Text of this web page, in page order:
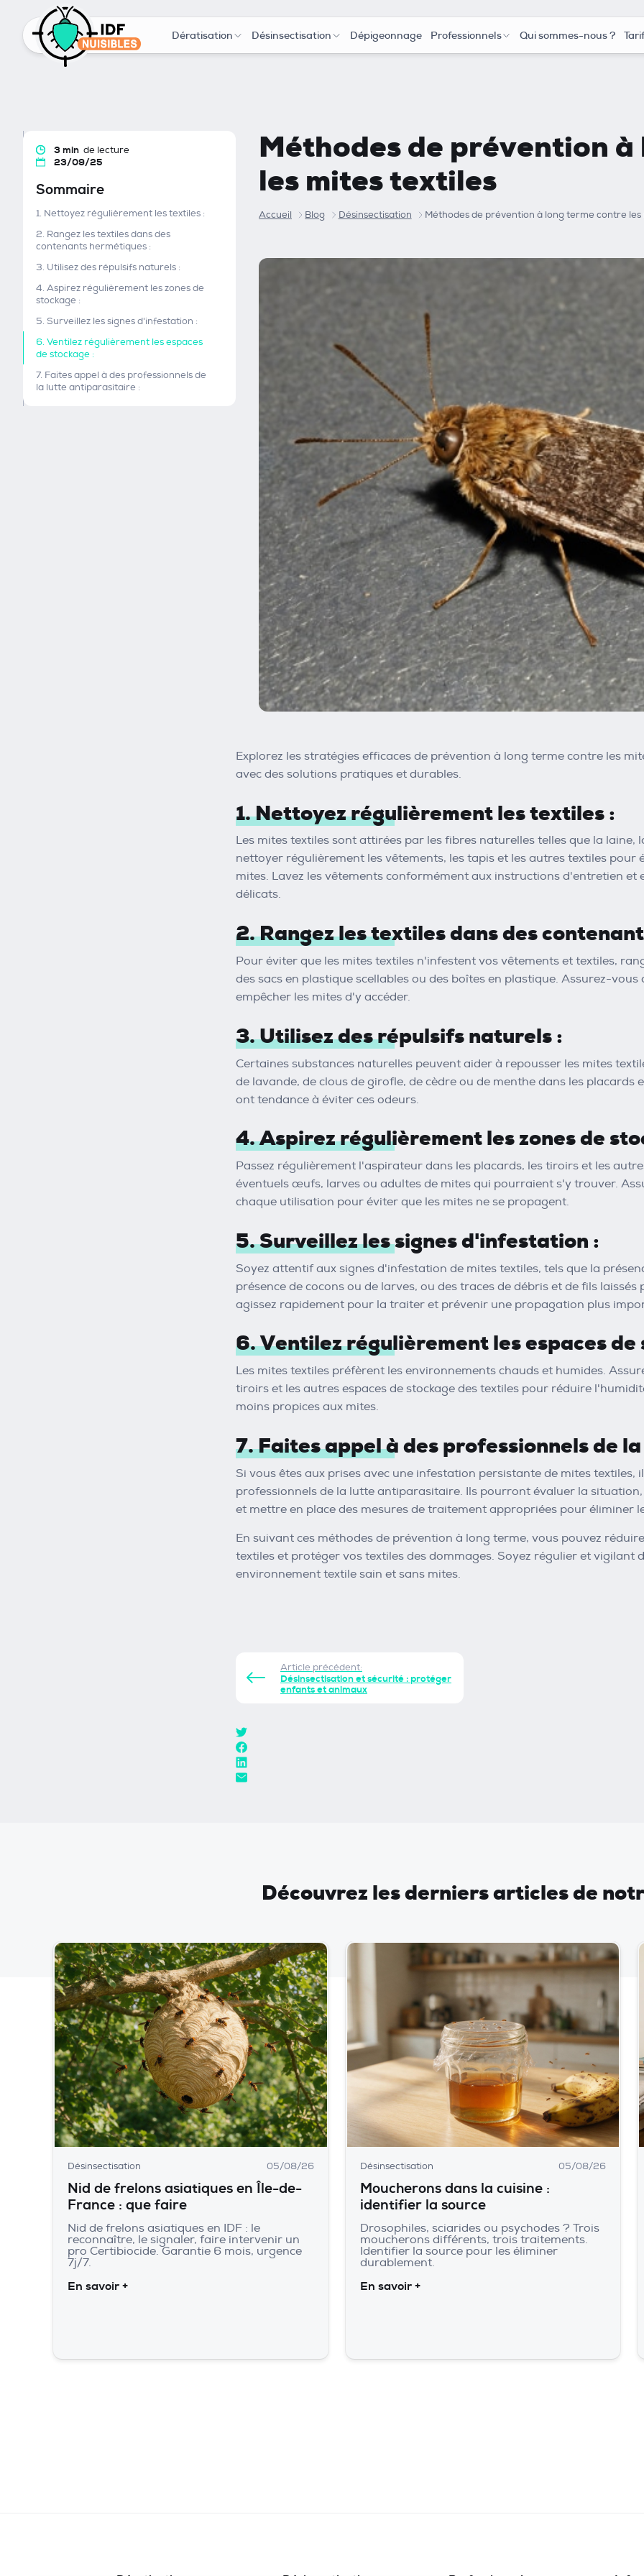
Dératisation Désinsectisation Dépigeonnage Professionnels Qui sommes-nous ?
3 min de lecture
23/09/25
Sommaire
1. Nettoyez régulièrement les textiles :
2. Rangez les textiles dans des
contenants hermétiques :
3. Utilisez des répulsifs naturels :
4. Aspirez régulièrement les zones de
stockage :
5. Surveillez les signes d'infestation :
6. Ventilez régulièrement les espaces
de stockage :
7. Faites appel à des professionnels de
la lutte antiparasitaire :
Méthodes de prévention
les mites textiles
Accueil Blog Désinsectisation Méthodes de prévention à long terme contre les
Explorez les stratégies efficaces de prévention à long terme contre les
avec des solutions pratiques et durables.
1. Nettoyez régulièrement les textiles :
Les mites textiles sont attirées par les fibres naturelles telles que la laine,
nettoyer régulièrement les vêtements, les tapis et les autres textiles
mites. Lavez les vêtements conformément aux instructions d'entretien et
délicats.
2. Rangez les textiles dans des
Pour éviter que les mites textiles n'infestent vos vêtements et textiles,
des sacs en plastique scellables ou des boîtes en plastique. Assurez-
empêcher les mites d'y accéder.
3. Utilisez des répulsifs naturels :
Certaines substances naturelles peuvent aider à repousser les mites
de lavande, de clous de girofle, de cèdre ou de menthe dans les placards
ont tendance à éviter ces odeurs.
4. Aspirez régulièrement les zones de
Passez régulièrement l'aspirateur dans les placards, les tiroirs et les
éventuels œufs, larves ou adultes de mites qui pourraient s'y trouver.
chaque utilisation pour éviter que les mites ne se propagent.
5. Surveillez les signes d'infestation :
Soyez attentif aux signes d'infestation de mites textiles, tels que la
présence de cocons ou de larves, ou des traces de débris et de fils
agissez rapidement pour la traiter et prévenir une propagation plus
6. Ventilez régulièrement les espaces de
Les mites textiles préfèrent les environnements chauds et humides.
tiroirs et les autres espaces de stockage des textiles pour réduire
moins propices aux mites.
7. Faites appel à des professionnels de
Si vous êtes aux prises avec une infestation persistante de mites textiles,
professionnels de la lutte antiparasitaire. Ils pourront évaluer la
et mettre en place des mesures de traitement appropriées pour éliminer
En suivant ces méthodes de prévention à long terme, vous pouvez
textiles et protéger vos textiles des dommages. Soyez régulier et
environnement textile sain et sans mites.
Article précédent:
Désinsectisation et sécurité : protéger
enfants et animaux
Découvrez les derniers articles de
Désinsectisation 05/08/26
Nid de frelons asiatiques en Île-de-
France : que faire
Nid de frelons asiatiques en IDF : le
reconnaître, le signaler, faire intervenir un
pro Certibiocide. Garantie 6 mois, urgence
7j/7.
En savoir +
Désinsectisation 05/08/26
Moucherons dans la cuisine :
identifier la source
Drosophiles, sciarides ou psychodes ? Trois
moucherons différents, trois traitements.
Identifier la source pour les éliminer
durablement.
En savoir +